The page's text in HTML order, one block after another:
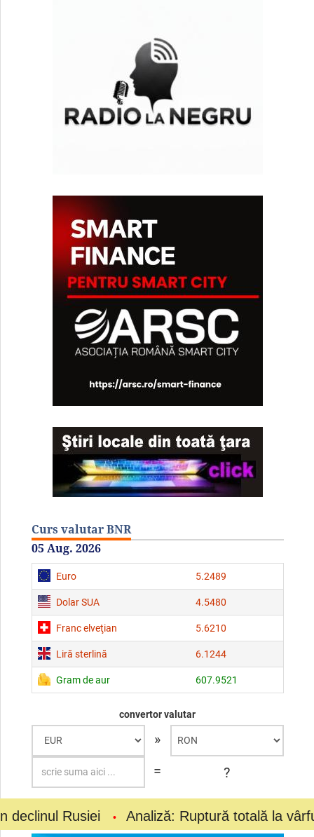
Rusiei Analiză: Ruptură totală la vârful
Curs valutar BNR
05 Aug. 2026
Euro 5.2489
Dolar SUA 4.5480
Franc elveţian 5.6210
Liră sterlină 6.1244
Gram de aur 607.9521
convertor valutar
»
=
?